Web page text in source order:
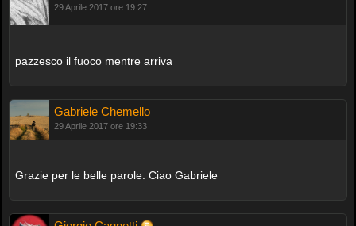
29 Aprile 2017 ore 19:27
pazzesco il fuoco mentre arriva
Gabriele Chemello
29 Aprile 2017 ore 19:33
Grazie per le belle parole. Ciao Gabriele